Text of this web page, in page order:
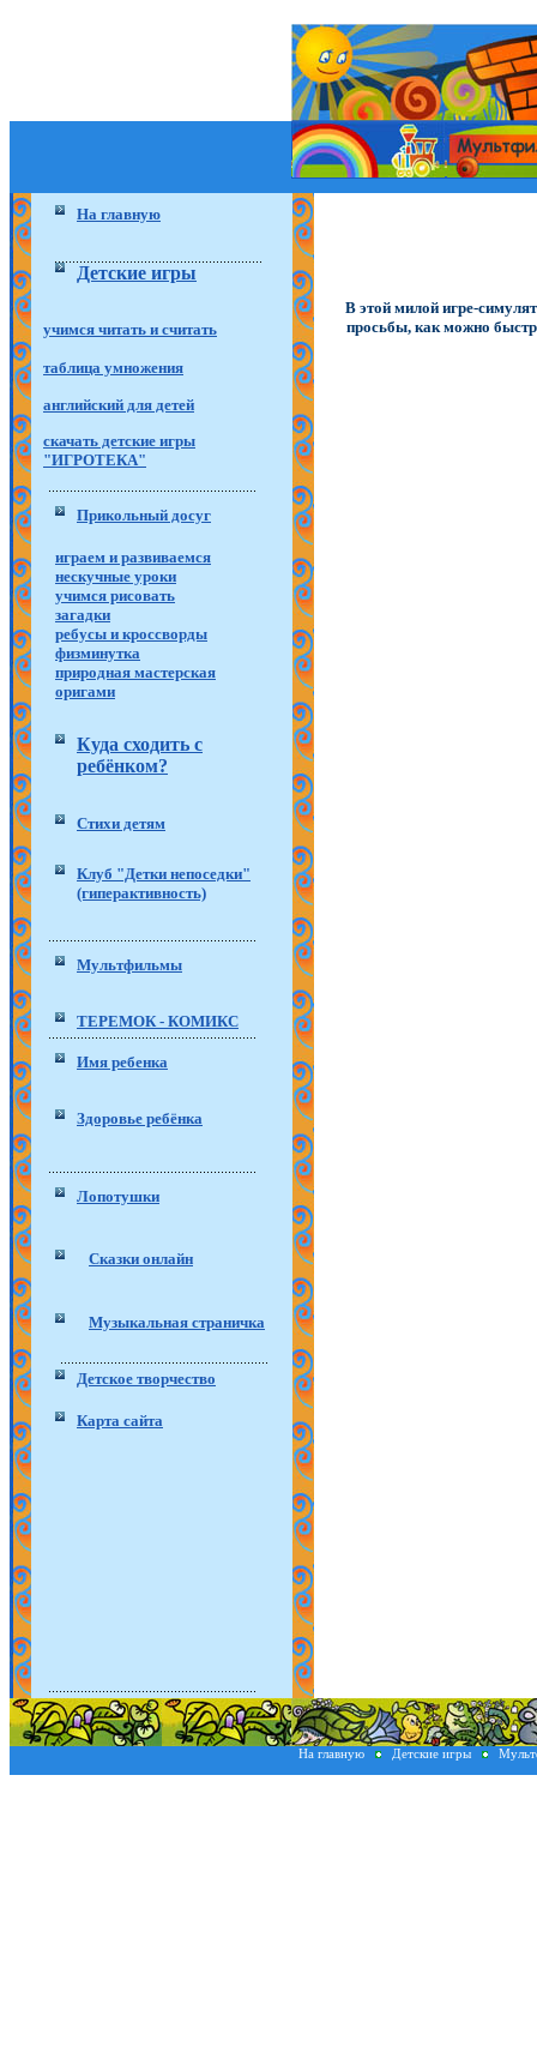
На главную
Детские игры
учимся читать и считать
таблица умножения
английский для детей
скачать детские игры
"ИГРОТЕКА"
Прикольный досуг
играем и развиваемся
нескучные уроки
учимся рисовать
загадки
ребусы и кроссворды
физминутка
природная мастерская
оригами
Куда сходить с
ребёнком?
Стихи детям
Клуб "Детки непоседки"
(гиперактивность)
Мультфильмы
ТЕРЕМОК - КОМИКС
Имя ребенка
Здоровье ребёнка
Лопотушки
Сказки онлайн
Музыкальная страничка
Детское творчество
Карта сайта
В этой милой игре-
просьбы, как можно
На главную Детские игры